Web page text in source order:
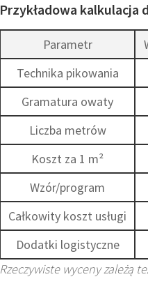
Przykładowa kalkulacja
Parametr
Technika pikowania
Gramatura owaty
Liczba metrów
Koszt za 1 m²
Wzór/program
Całkowity koszt usługi
Dodatki logistyczne
Rzeczywiste wyceny zależą